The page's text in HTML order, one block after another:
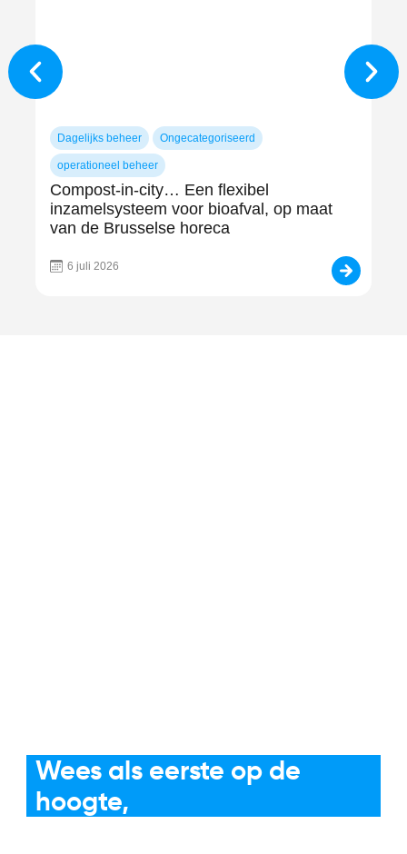
Dagelijks beheer Ongecategoriseerd
operationeel beheer
Compost-in-city… Een flexibel
inzamelsysteem voor bioafval, op maat
van de Brusselse horeca
6 juli 2026
Wees als eerste op de
hoogte,